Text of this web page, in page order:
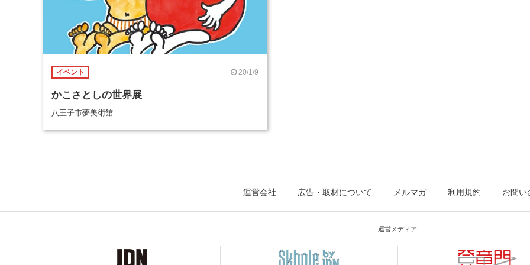
イベント 20/1/9
かこさとしの世界展
八王子市夢美術館
運営会社 広告・取材について メルマガ 利用規約 お問い
運営メディア